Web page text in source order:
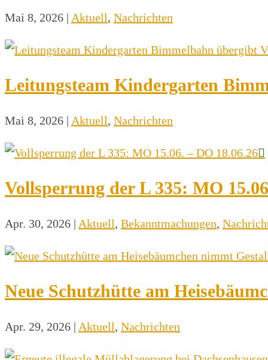
Mai 8, 2026 | Aktuell, Nachrichten
Leitungsteam Kindergarten
Mai 8, 2026 | Aktuell, Nachrichten
Vollsperrung der L 335: MO
Apr. 30, 2026 | Aktuell, Bekanntmachungen,
Neue Schutzhütte am
Apr. 29, 2026 | Aktuell, Nachrichten